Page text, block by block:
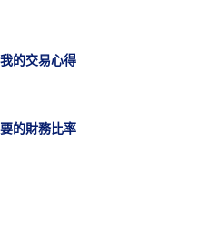
的交易心得
的財務比率